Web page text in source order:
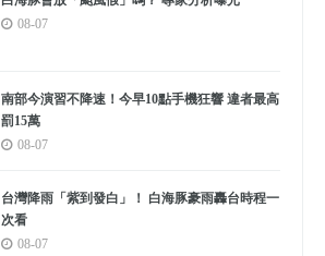
08-07
南部今演習不降速！今早10點手機狂響 違者最高
罰15萬
08-07
台灣降雨「紫到發白」！ 白海豚豪雨轟台時程一
次看
08-07